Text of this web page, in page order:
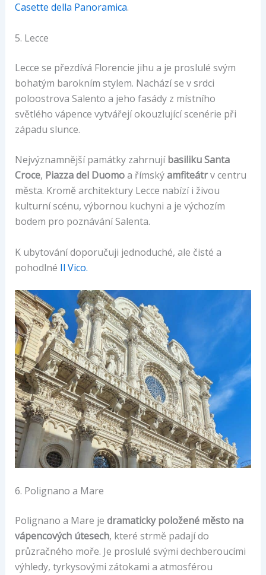
Casette della Panoramica.
5. Lecce
Lecce se přezdívá Florencie jihu a je proslulé svým
bohatým barokním stylem. Nachází se v srdci
poloostrova Salento a jeho fasády z místního
světlého vápence vytvářejí okouzlující scenérie při
západu slunce.
Nejvýznamnější památky zahrnujíbasiliku Santa
Croce, Piazza del Duomoa římskýamfiteátrv centru
města. Kromě architektury Lecce nabízí i živou
kulturní scénu, výbornou kuchyni a je výchozím
bodem pro poznávání Salenta.
K ubytování doporučuji jednoduché, ale čisté a
pohodlné Il Vico.
6. Polignano a Mare
Polignano a Mare je dramaticky položené město na
vápencových útesech, které strmě padají do
průzračného moře. Je proslulé svými dechberoucími
výhledy, tyrkysovými zátokami a atmosférou